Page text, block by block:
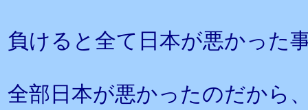
負けると全て日本が悪かった
全部日本が悪かったのだから